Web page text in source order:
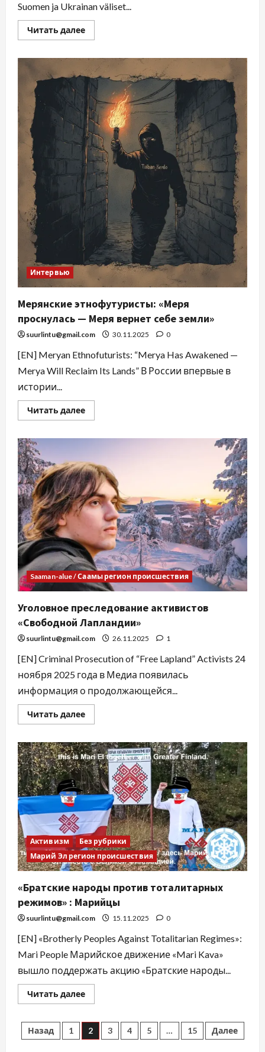
Suomen ja Ukrainan väliset...
Читать далее
Интервью
Мерянские этнофутуристы: «Меря
проснулась — Меря вернет себе земли»
suurlintu@gmail.com 30.11.2025 0
[EN] Meryan Ethnofuturists: “Merya Has Awakened —
Merya Will Reclaim Its Lands” В России впервые в
истории...
Читать далее
Saaman-alue / Саамы регион происшествия
Уголовное преследование активистов
«Свободной Лапландии»
suurlintu@gmail.com 26.11.2025 1
[EN] Criminal Prosecution of “Free Lapland” Activists 24
ноября 2025 года в Медиа появилась
информация о продолжающейся...
Читать далее
Активизм
Без рубрики
Марий Эл регион происшествия
«Братские народы против тоталитарных
режимов» : Марийцы
suurlintu@gmail.com 15.11.2025 0
[EN] «Brotherly Peoples Against Totalitarian Regimes»:
Mari People Марийское движение «Mari Kava»
вышло поддержать акцию «Братские народы...
Читать далее
Назад 1 2 3 4 5 … 15 Далее